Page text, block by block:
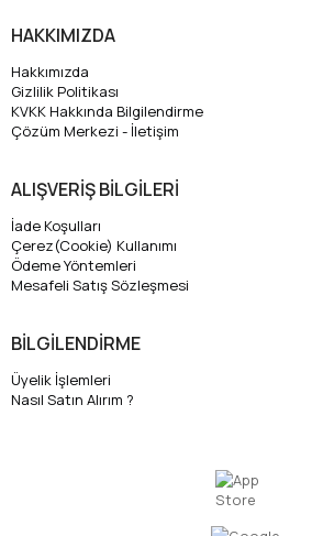
HAKKIMIZDA
Hakkımızda
Gizlilik Politikası
KVKK Hakkında Bilgilendirme
Çözüm Merkezi - İletişim
ALIŞVERİŞ BİLGİLERİ
İade Koşulları
Çerez(Cookie) Kullanımı
Ödeme Yöntemleri
Mesafeli Satış Sözleşmesi
BİLGİLENDİRME
Üyelik İşlemleri
Nasıl Satın Alırım ?